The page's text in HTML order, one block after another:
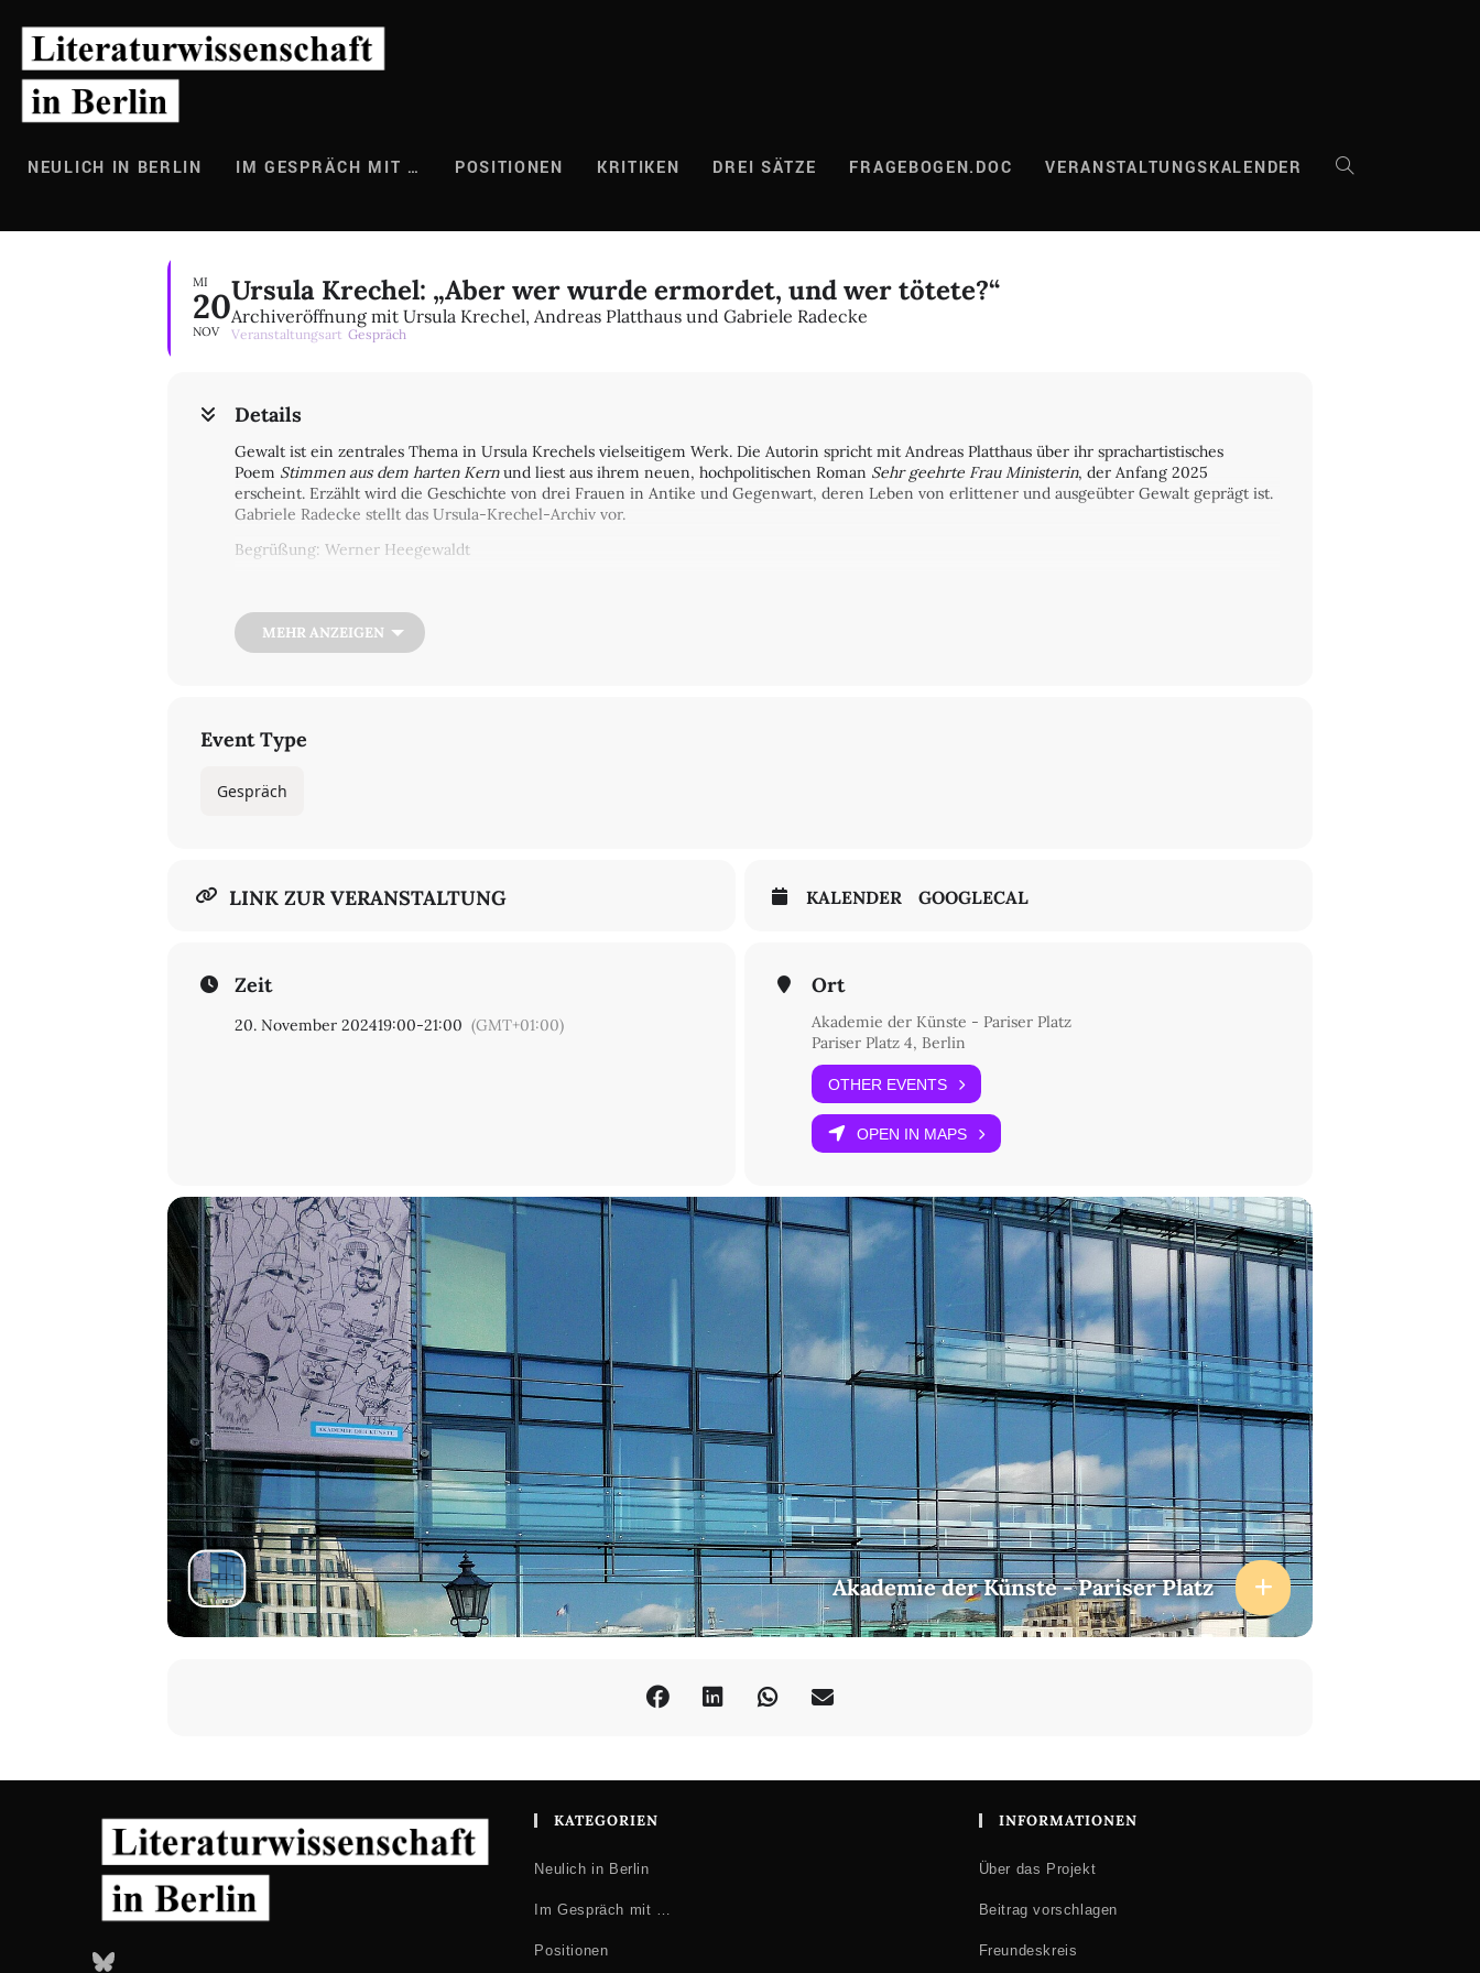
Inhalt
springen
NEULICH IN BERLIN IM GESPRÄCH MIT … POSITIONEN KRITIKEN DREI SÄTZE FRAGEBOGEN.DOC VERANSTALTUNGSKALENDER WEBSITE-
MI
20
NOV
Ursula Krechel: „Aber wer wurde ermordet, und wer tötete?“
Archiveröffnung mit Ursula Krechel, Andreas Platthaus und Gabriele Radecke
Veranstaltungsart Gespräch
Details
Gewalt ist ein zentrales Thema in Ursula Krechels vielseitigem Werk. Die Autorin spricht mit Andreas Platthaus über ihr sprachartistisches
Poem Stimmen aus dem harten Kernund liest aus ihrem neuen, hochpolitischen Roman Sehr geehrte Frau Ministerin, der Anfang 2025
erscheint. Erzählt wird die Geschichte von drei Frauen in Antike und Gegenwart, deren Leben von erlittener und ausgeübter Gewalt geprägt ist.
Gabriele Radecke stellt das Ursula-Krechel-Archiv vor.
Begrüßung: Werner Heegewaldt
€ 7,50/5
Ticket kaufen
MEHR ANZEIGEN
Event Type
Gespräch
LINK ZUR VERANSTALTUNG KALENDER GOOGLECAL
Zeit
20. November 202419:00-21:00 (GMT+01:00)
Ort
Akademie der Künste - Pariser Platz
Pariser Platz 4, Berlin
OTHER EVENTS
OPEN IN MAPS
Akademie der Künste - Pariser Platz
Bluesky
KATEGORIEN
Neulich in Berlin
Im Gespräch mit …
Positionen
INFORMATIONEN
Über das Projekt
Beitrag vorschlagen
Freundeskreis